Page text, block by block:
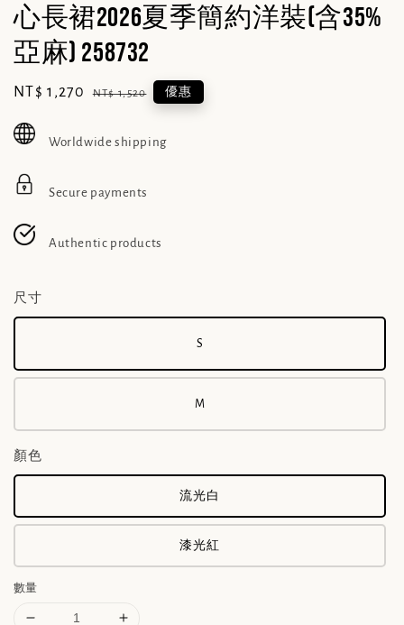
心長裙2026夏季簡約洋裝(含35%
亞麻) 258732
Sale
NT$ 1,270 Regular
NT$ 1,520 優惠
Worldwide shipping
Secure payments
Authentic products
尺寸
S
M
顏色
流光白
漆光紅
數量